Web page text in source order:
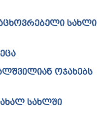
ᲡᲐᲮᲚᲘ
ᲝᲯᲐᲮᲔᲑᲡ
ᲡᲐᲮᲚᲨᲘ